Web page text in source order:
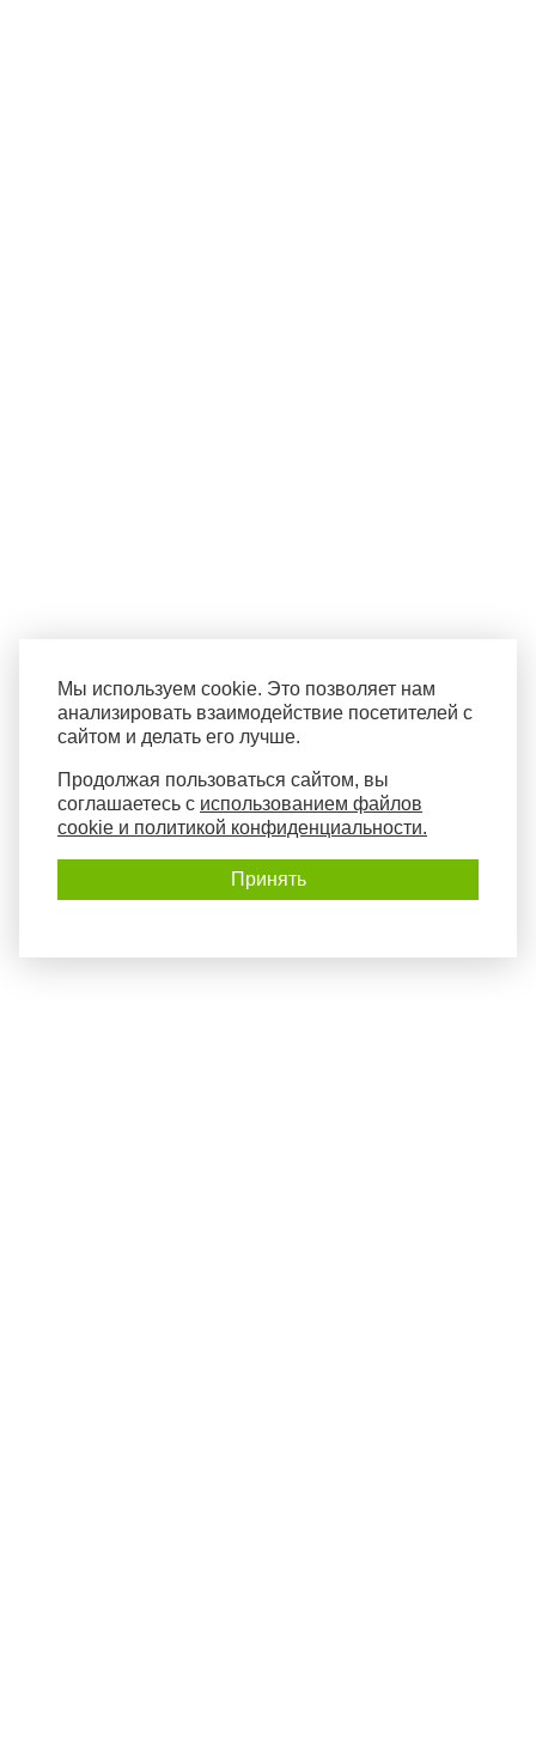
Мы используем cookie. Это позволяет нам
анализировать взаимодействие посетителей с
сайтом и делать его лучше.
Продолжая пользоваться сайтом, вы
соглашаетесь с использованием файлов
cookie и политикой конфиденциальности.
Принять